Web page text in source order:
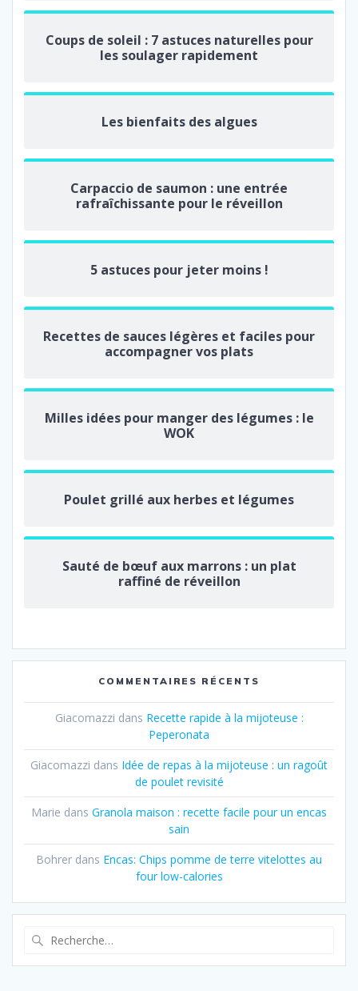
Coups de soleil : 7 astuces naturelles pour
les soulager rapidement
Les bienfaits des algues
Carpaccio de saumon : une entrée
rafraîchissante pour le réveillon
5 astuces pour jeter moins !
Recettes de sauces légères et faciles pour
accompagner vos plats
Milles idées pour manger des légumes : le
WOK
Poulet grillé aux herbes et légumes
Sauté de bœuf aux marrons : un plat
raffiné de réveillon
COMMENTAIRES RÉCENTS
Giacomazzi dans Recette rapide à la mijoteuse :
Peperonata
Giacomazzi dans Idée de repas à la mijoteuse : un ragoût
de poulet revisité
Marie dans Granola maison : recette facile pour un encas
sain
Bohrer dans Encas: Chips pomme de terre vitelottes au
four low-calories
: